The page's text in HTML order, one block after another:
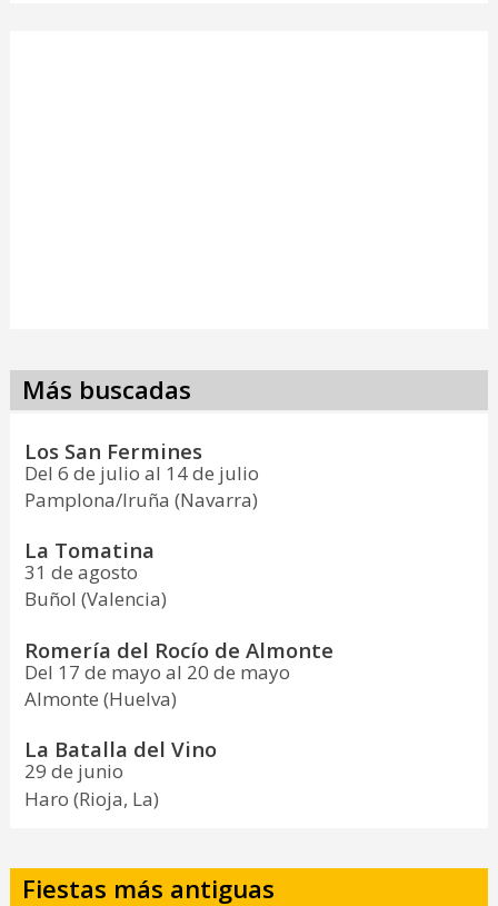
Más buscadas
Los San Fermines
Del 6 de julio al 14 de julio
Pamplona/Iruña (Navarra)
La Tomatina
31 de agosto
Buñol (Valencia)
Romería del Rocío de Almonte
Del 17 de mayo al 20 de mayo
Almonte (Huelva)
La Batalla del Vino
29 de junio
Haro (Rioja, La)
Fiestas más antiguas